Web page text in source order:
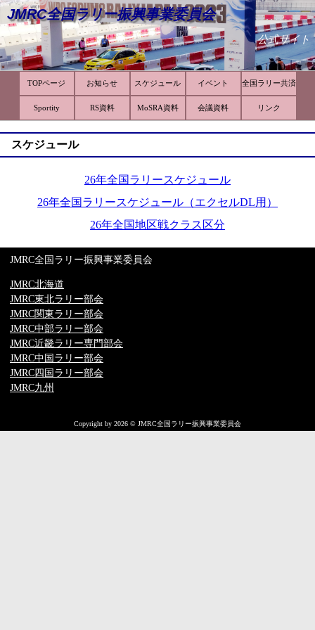
JMRC全国ラリー振興事業委員会
公式サイト
TOPページ お知らせ スケジュール イベント 全国ラリー共済
Sportity RS資料 MoSRA資料 会議資料 リンク
スケジュール
26年全国ラリースケジュール
26年全国ラリースケジュール（エクセルDL用）
26年全国地区戦クラス区分
JMRC全国ラリー振興事業委員会
JMRC北海道
JMRC東北ラリー部会
JMRC関東ラリー部会
JMRC中部ラリー部会
JMRC近畿ラリー専門部会
JMRC中国ラリー部会
JMRC四国ラリー部会
JMRC九州
Copyright by 2026 © JMRC全国ラリー振興事業委員会